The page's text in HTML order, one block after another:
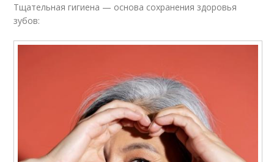
Тщательная гигиена — основа сохранения здоровья
зубов: